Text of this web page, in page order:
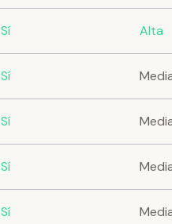
Sí Alta
Sí
Sí
Sí
Sí